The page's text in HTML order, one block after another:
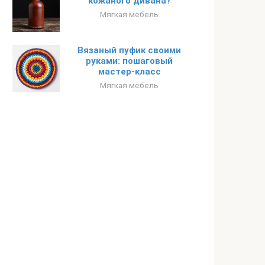
Мягкая мебель
Вязаный пуфик своими
руками: пошаговый
мастер-класс
Мягкая мебель